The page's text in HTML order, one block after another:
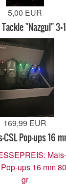
5,00 EUR
"Nazgul" 3+1
169,99 EUR
CSL Pop-ups 16